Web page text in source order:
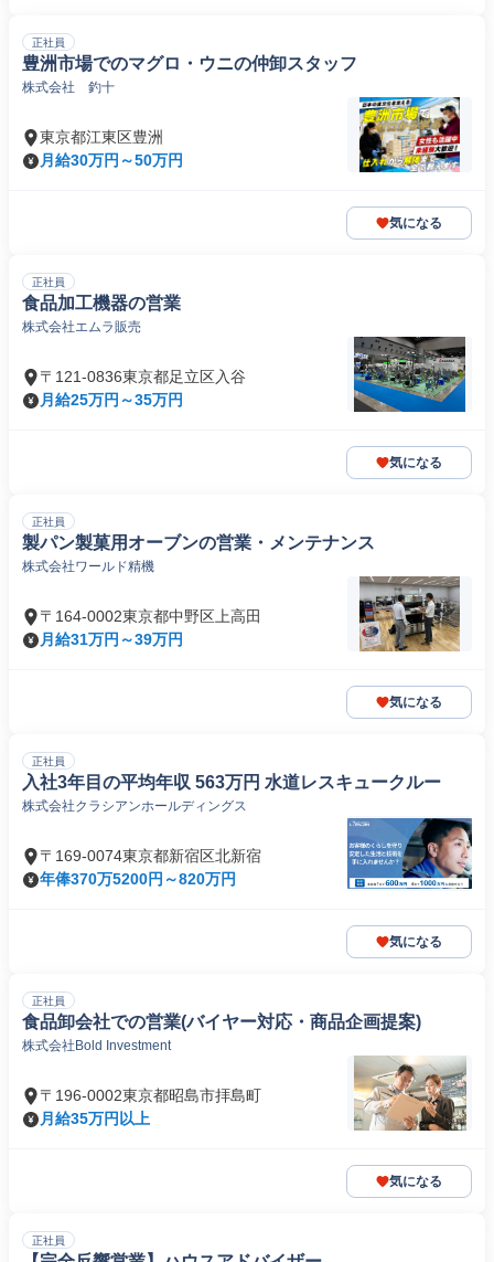
正社員
豊洲市場でのマグロ・ウニの仲卸スタッフ
株式会社 釣十
東京都江東区豊洲
月給30万円～50万円
気になる
正社員
食品加工機器の営業
株式会社エムラ販売
〒121-0836東京都足立区入谷
月給25万円～35万円
気になる
正社員
製パン製菓用オーブンの営業・メンテナンス
株式会社ワールド精機
〒164-0002東京都中野区上高田
月給31万円～39万円
気になる
正社員
入社3年目の平均年収 563万円 水道レスキュークルー
株式会社クラシアンホールディングス
〒169-0074東京都新宿区北新宿
年俸370万5200円～820万円
気になる
正社員
食品卸会社での営業(バイヤー対応・商品企画提案)
株式会社Bold Investment
〒196-0002東京都昭島市拝島町
月給35万円以上
気になる
正社員